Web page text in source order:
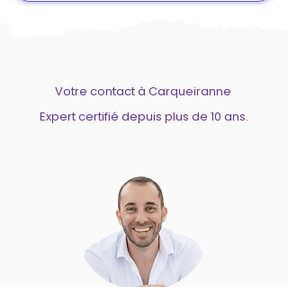
Votre contact à Carqueiranne
Expert certifié depuis plus de 10 ans.